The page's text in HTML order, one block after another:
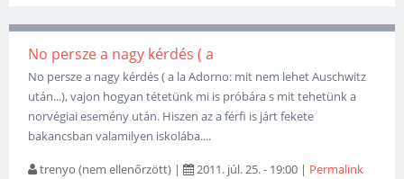
No persze a nagy kérdés ( a
No persze a nagy kérdés ( a la Adorno: mit nem lehet Auschwitz
után...), vajon hogyan tétetünk mi is próbára s mit tehetünk a
norvégiai esemény után. Hiszen az a férfi is járt fekete
bakancsban valamilyen iskolába....
trenyo (nem ellenőrzött) | 2011. júl. 25. - 19:00 | Permalink